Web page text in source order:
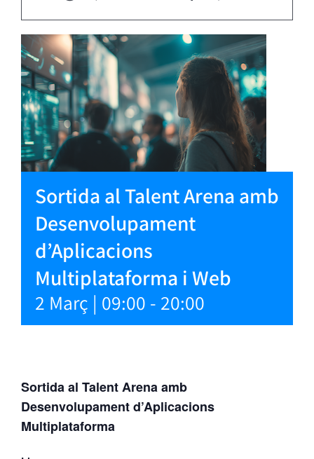
Sortida al Talent Arena amb
Desenvolupament
d’Aplicacions
Multiplataforma i Web
2 Març | 09:00 - 20:00
Sortida al Talent Arena amb
Desenvolupament d’Aplicacions
Multiplataforma